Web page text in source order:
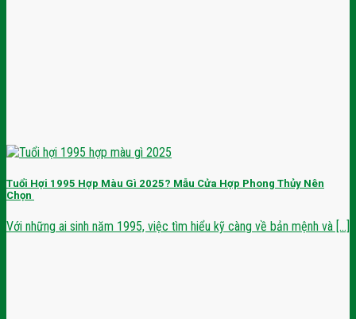
Tuổi Hợi 1995 Hợp Màu Gì 2025? Mẫu Cửa Hợp Phong Thủy Nên
Chọn
Với những ai sinh năm 1995, việc tìm hiểu kỹ càng về bản mệnh và [...]